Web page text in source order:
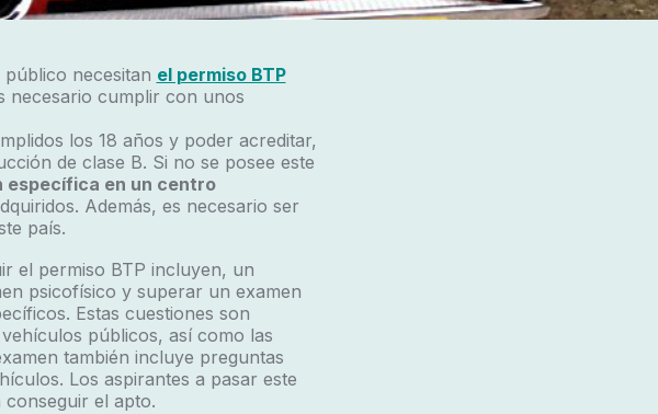
necesitan el permiso BTP
necesario cumplir con unos
los 18 años y poder acreditar,
de clase B. Si no se posee este
específica en un centro
Además, es necesario ser
país.
el permiso BTP incluyen, un
psicofísico y superar un examen
Estas cuestiones son
públicos, así como las
también incluye preguntas
Los aspirantes a pasar este
el apto.